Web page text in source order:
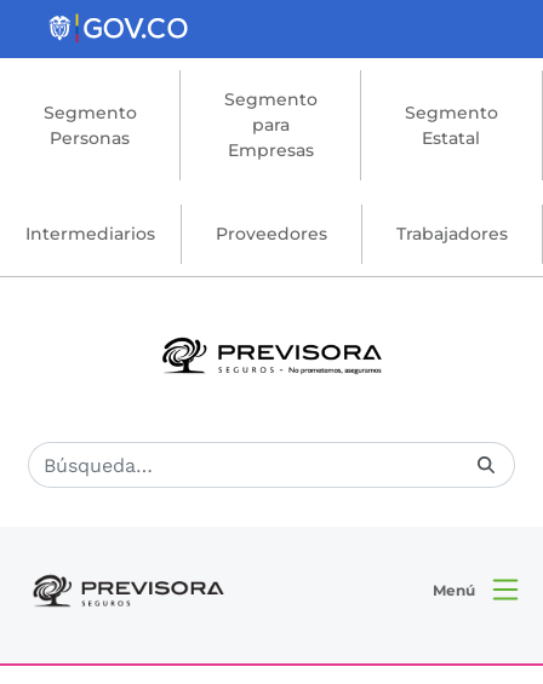
Saltar al contenido principal
Segmento
Personas
Segmento
para
Empresas
Segmento
Estatal
Intermediarios Proveedores Trabajadores
Menú